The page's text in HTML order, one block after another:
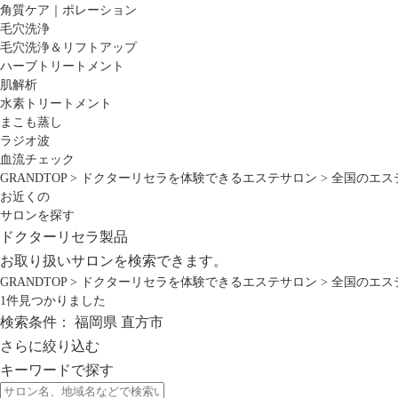
角質ケア｜ポレーション
毛穴洗浄
毛穴洗浄＆リフトアップ
ハーブトリートメント
肌解析
水素トリートメント
まこも蒸し
ラジオ波
血流チェック
GRANDTOP> ドクターリセラを体験できるエステサロン > 全国のエス
お近くの
サロンを探す
ドクターリセラ製品
お取り扱いサロンを検索できます。
GRANDTOP> ドクターリセラを体験できるエステサロン > 全国のエス
1件見つかりました
検索条件： 福岡県 直方市
さらに絞り込む
キーワードで探す